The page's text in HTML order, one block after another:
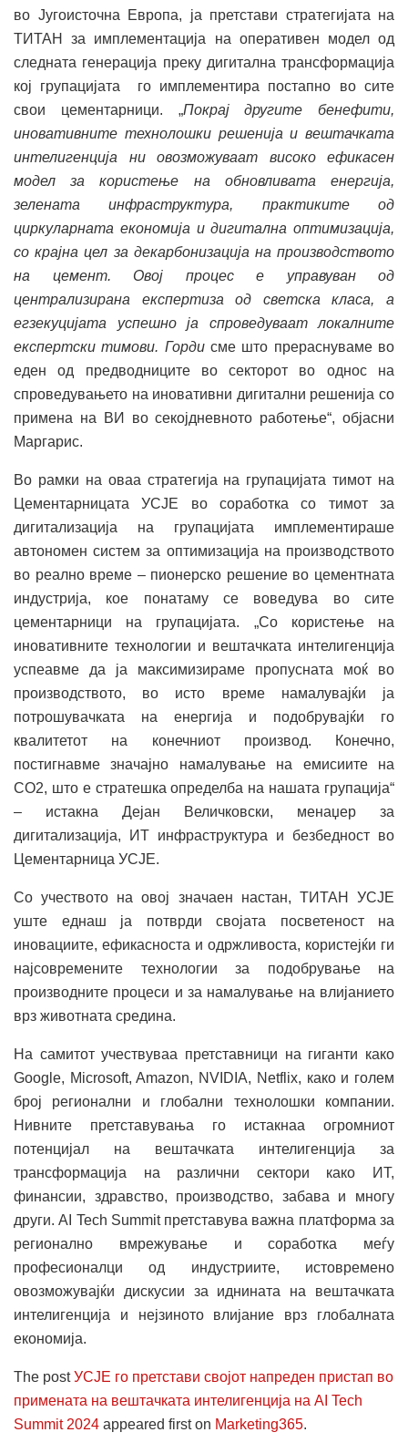
во Југоисточна Европа, ја претстави стратегијата на
ТИТАН за имплементација на оперативен модел од
следната генерација преку дигитална трансформација
кој групацијата го имплементира постапно во сите
свои цементарници. „Покрај другите бенефити,
иновативните технолошки решенија и вештачката
интелигенција ни овозможуваат високо ефикасен
модел за користење на обновливата енергија,
зелената инфраструктура, практиките од
циркуларната економија и дигитална оптимизација,
со крајна цел за декарбонизација на производството
на цемент. Овој процес е управуван од
централизирана експертиза од светска класа, а
егзекуцијата успешно ја спроведуваат локалните
експертски тимови. Горди сме што прераснуваме во
еден од предводниците во секторот во однос на
спроведувањето на иновативни дигитални решенија со
примена на ВИ во секојдневното работење“, објасни
Маргарис.
Во рамки на оваа стратегија на групацијата тимот на
Цементарницата УСЈЕ во соработка со тимот за
дигитализација на групацијата имплементираше
автономен систем за оптимизација на производството
во реално време – пионерско решение во цементната
индустрија, кое понатаму се воведува во сите
цементарници на групацијата. „Со користење на
иновативните технологии и вештачката интелигенција
успеавме да ја максимизираме пропусната моќ во
производството, во исто време намалувајќи ја
потрошувачката на енергија и подобрувајќи го
квалитетот на конечниот производ. Конечно,
постигнавме значајно намалување на емисиите на
CO2, што е стратешка определба на нашата групација“
– истакна Дејан Величковски, менаџер за
дигитализација, ИТ инфраструктура и безбедност во
Цементарница УСЈЕ.
Со учеството на овој значаен настан, ТИТАН УСЈЕ
уште еднаш ја потврди својата посветеност на
иновациите, ефикасноста и одржливоста, користејќи ги
најсовремените технологии за подобрување на
производните процеси и за намалување на влијанието
врз животната средина.
На самитот учествуваа претставници на гиганти како
Google, Microsoft, Amazon, NVIDIA, Netflix, како и голем
број регионални и глобални технолошки компании.
Нивните претставувања го истакнаа огромниот
потенцијал на вештачката интелигенција за
трансформација на различни сектори како ИТ,
финансии, здравство, производство, забава и многу
други. AI Tech Summit претставува важна платформа за
регионално вмрежување и соработка меѓу
професионалци од индустриите, истовремено
овозможувајќи дискусии за иднината на вештачката
интелигенција и нејзиното влијание врз глобалната
економија.
The postУСЈЕ го претстави својот напреден пристап во
примената на вештачката интелигенција на AI Tech
Summit 2024 appeared first on Marketing365.